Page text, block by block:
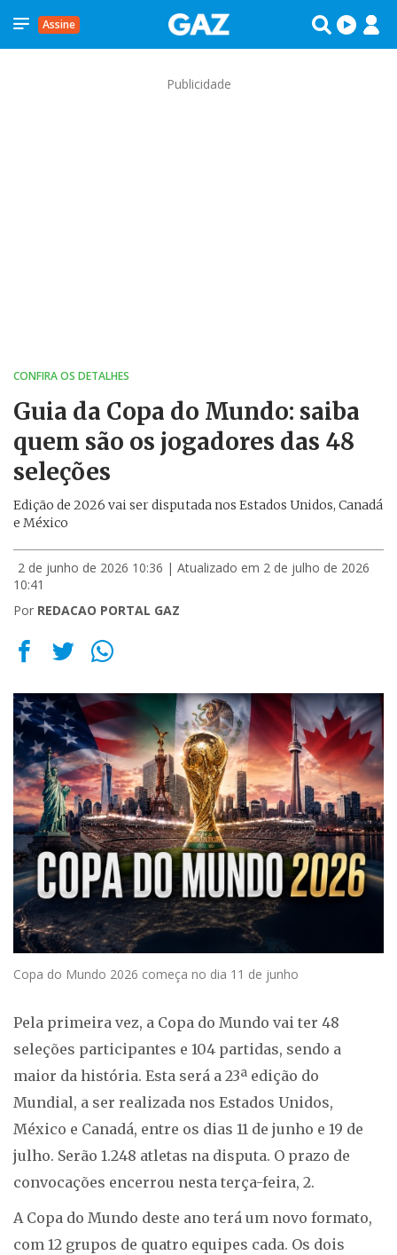
Assine
Publicidade
CONFIRA OS DETALHES
Guia da Copa do Mundo: saiba
quem são os jogadores das 48
seleções
Edição de 2026 vai ser disputada nos Estados Unidos, Canadá
e México
2 de junho de 2026 10:36 | Atualizado em 2 de julho de 2026
10:41
Por REDACAO PORTAL GAZ
Copa do Mundo 2026 começa no dia 11 de junho
Pela primeira vez, a Copa do Mundo vai ter 48
seleções participantes e 104 partidas, sendo a
maior da história. Esta será a 23ª edição do
Mundial, a ser realizada nos Estados Unidos,
México e Canadá, entre os dias 11 de junho e 19 de
julho. Serão 1.248 atletas na disputa. O prazo de
convocações encerrou nesta terça-feira, 2.
A Copa do Mundo deste ano terá um novo formato,
com 12 grupos de quatro equipes cada. Os dois